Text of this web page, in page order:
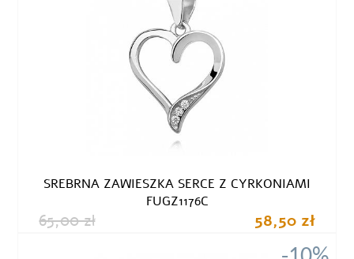
SREBRNA ZAWIESZKA SERCE Z CYRKONIAMI
FUGZ1176C
65,00 zł 58,50 zł